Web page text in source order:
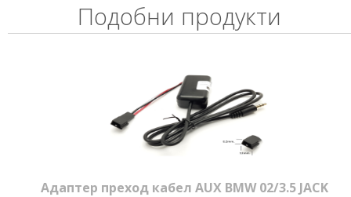
Подобни продукти
Адаптер преход кабел AUX BMW 02/3.5 JACK